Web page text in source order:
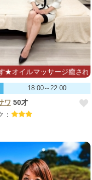
心とカラダを癒せますよ
マッサージ癒されます・
18:00～22:00
ワ 50才
：